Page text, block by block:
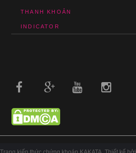
THANH KHOẢN
INDICATOR